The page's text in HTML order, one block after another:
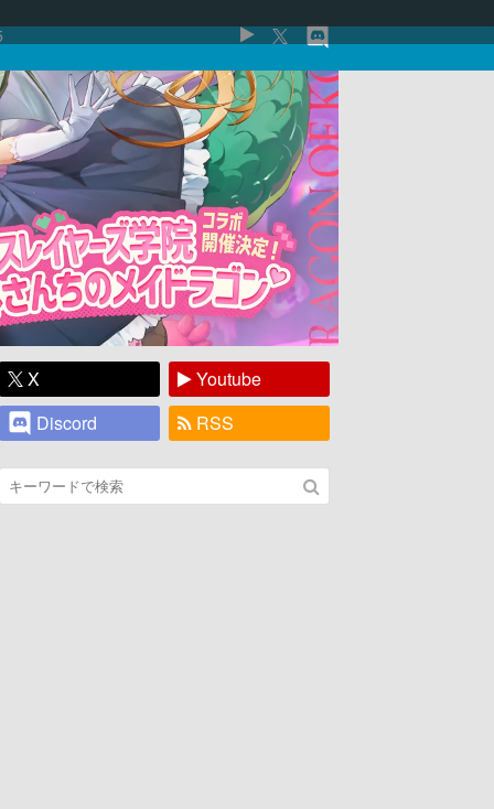
X
Youtube
Discord
RSS